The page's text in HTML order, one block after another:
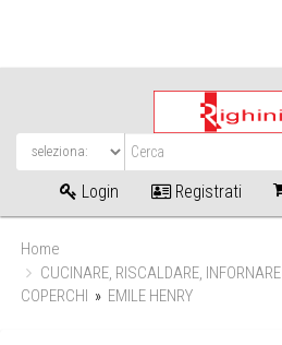
Login Registrati
Home
CUCINARE, RISCALDARE, INFORNARE
COPERCHI
» EMILE HENRY